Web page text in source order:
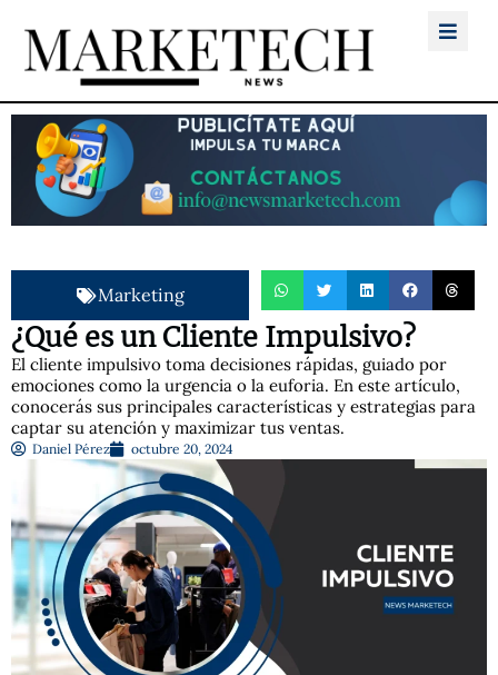
Marketing
¿Qué es un Cliente Impulsivo?
El cliente impulsivo toma decisiones rápidas, guiado por
emociones como la urgencia o la euforia. En este artículo,
conocerás sus principales características y estrategias para
captar su atención y maximizar tus ventas.
Daniel Pérez octubre 20, 2024